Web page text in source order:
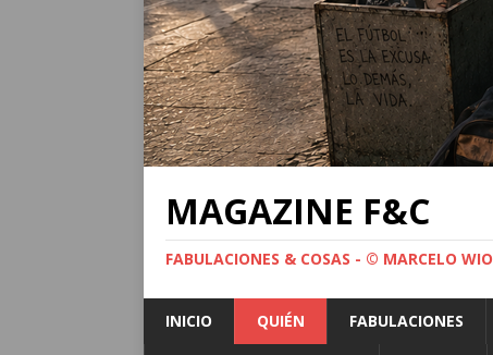
MAGAZINE F&C
FABULACIONES & COSAS - © MARCELO WIO
INICIO QUIÉN FABULACIONES